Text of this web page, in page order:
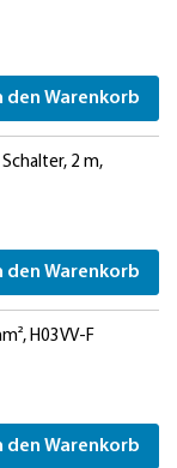
den Warenkorb
2 m,
den Warenkorb
H03VV-F
den Warenkorb